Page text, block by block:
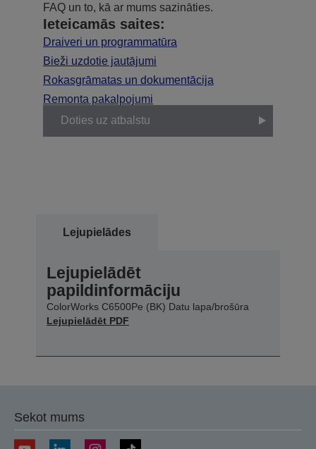
FAQ un to, kā ar mums sazināties.
Ieteicamās saites:
Draiveri un programmatūra
Bieži uzdotie jautājumi
Rokasgrāmatas un dokumentācija
Remonta pakalpojumi
Doties uz atbalstu
Lejupielādes
Lejupielādēt
papildinformāciju
ColorWorks C6500Pe (BK) Datu lapa/brošūra
Lejupielādēt PDF
Sekot mums